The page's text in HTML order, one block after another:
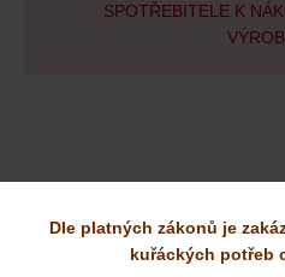
SPOTŘEBITELE K
Dle platných zákonů je
kuřáckých potřeb